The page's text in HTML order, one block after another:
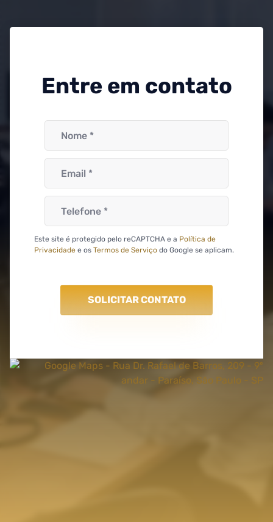
Entre em contato
Este site é protegido pelo reCAPTCHA e a Política de
Privacidade e os Termos de Serviço do Google se aplicam.
SOLICITAR CONTATO